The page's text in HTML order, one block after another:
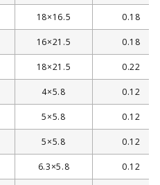
18×16.5 0.18
16×21.5 0.18
18×21.5 0.22
4×5.8 0.12
5×5.8 0.12
5×5.8 0.12
6.3×5.8 0.12